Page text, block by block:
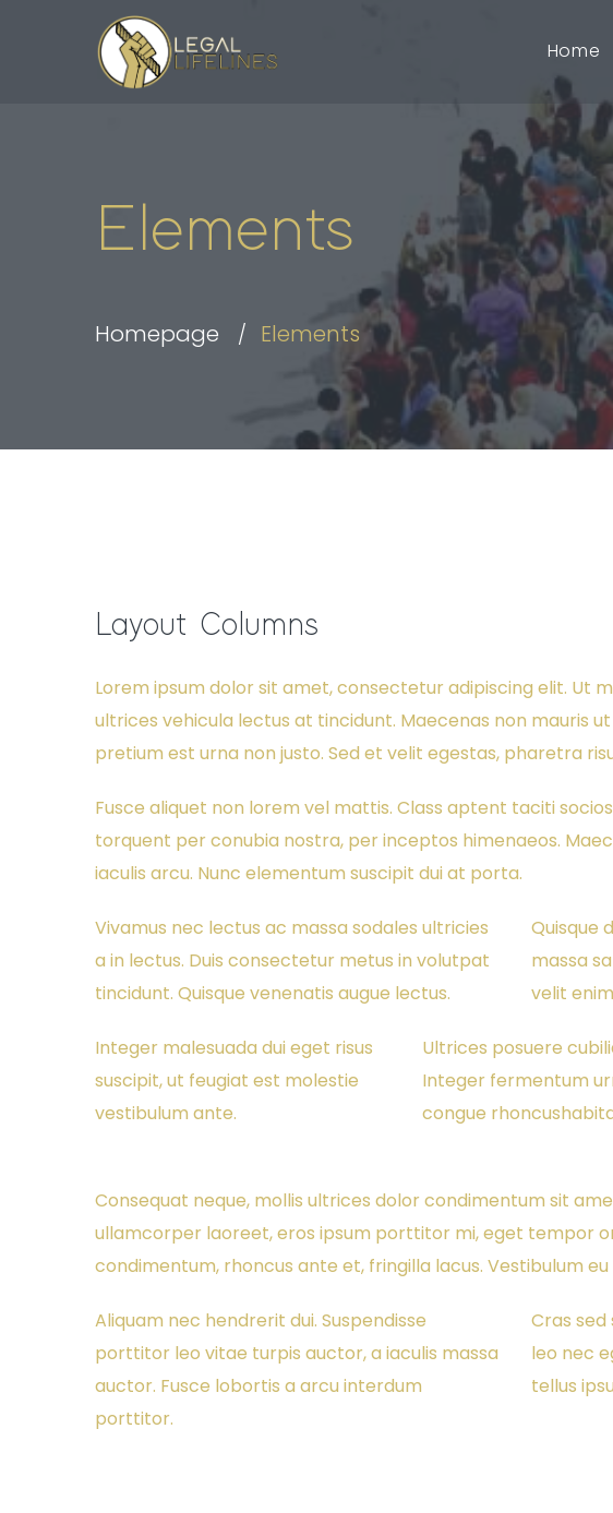
Home
Elements
Homepage Elements
Layout Columns
Lorem ipsum dolor sit amet, consectetur adipiscing elit. Ut
ultrices vehicula lectus at tincidunt. Maecenas non mauris
pretium est urna non justo. Sed et velit egestas, pharetra
Fusce aliquet non lorem vel mattis. Class aptent taciti
torquent per conubia nostra, per inceptos himenaeos.
iaculis arcu. Nunc elementum suscipit dui at porta.
Vivamus nec lectus ac massa sodales ultricies
a in lectus. Duis consectetur metus in volutpat
tincidunt. Quisque venenatis augue lectus.
Quisque
massa
velit
Integer malesuada dui eget risus
suscipit, ut feugiat est molestie
vestibulum ante.
Ultrices posuere
Integer fermentum
congue
Consequat neque, mollis ultrices dolor condimentum sit
ullamcorper laoreet, eros ipsum porttitor mi, eget tempor
condimentum, rhoncus ante et, fringilla lacus. Vestibulum
Aliquam nec hendrerit dui. Suspendisse
porttitor leo vitae turpis auctor, a iaculis massa
auctor. Fusce lobortis a arcu interdum
porttitor.
Cras
leo nec
tellus